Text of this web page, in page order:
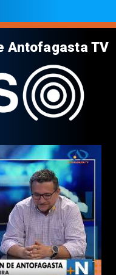
Antofagasta TV